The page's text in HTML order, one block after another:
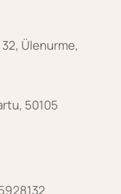
Ülenurme,
50105